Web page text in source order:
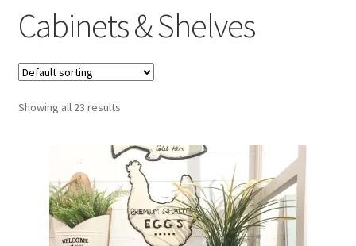
Cabinets & Shelves
Showing all 23 results